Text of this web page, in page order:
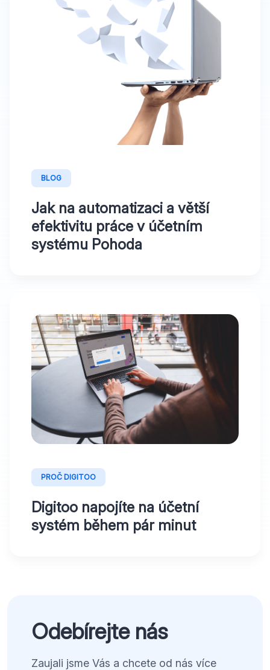
BLOG
Jak na automatizaci a větší
efektivitu práce v účetním
systému Pohoda
PROČ DIGITOO
Digitoo napojíte na účetní
systém během pár minut
Odebírejte nás
Zaujali jsme Vás a chcete od nás více